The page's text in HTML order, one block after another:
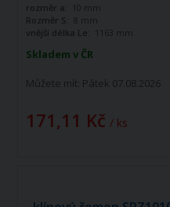
Skladem v ČR
Můžete mít: Pátek 07.08.2026
171,11 Kč / ks
rozměr a:
10 mm
Rozměr S:
8 mm
vnější délka Le:
1163 mm